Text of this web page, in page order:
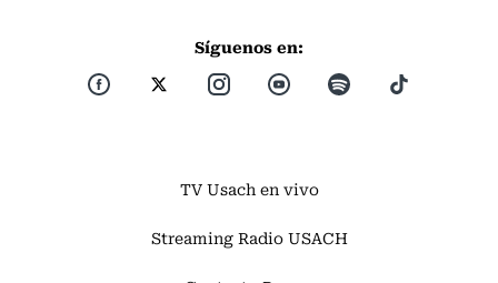
Síguenos en:
TV Usach en vivo
Streaming Radio USACH